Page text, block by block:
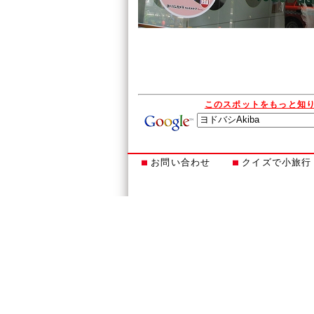
このスポットをもっと知
お問い合わせ クイズで小旅行